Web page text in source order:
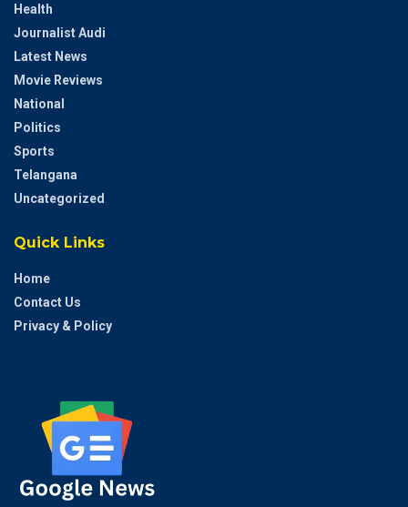
Health
Journalist Audi
Latest News
Movie Reviews
National
Politics
Sports
Telangana
Uncategorized
Quick Links
Home
Contact Us
Privacy & Policy